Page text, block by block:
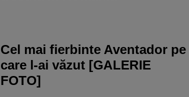
Cel mai fierbinte Aventador pe
care l-ai văzut [GALERIE
FOTO]